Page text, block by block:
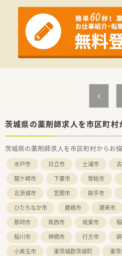
■医薬品管理、医薬品情報管理
■持参薬管理
≪おすすめポイント≫
■0歳～小3まで対象の保育所
お勤めいただけます。
■定時は17時半までですが、
茨城県の薬剤師求人を市区町村
茨城県の薬剤師求人を市区町村からお
水戸市 日立市 土浦市
龍ケ崎市
下妻市 常総市
北茨城市
笠間市 取手市
ひたちなか市
鹿嶋市 潮来市
那珂市
筑西市 坂東市
桜川市
神栖市 行方市
小美玉市
東茨城郡茨城町 東